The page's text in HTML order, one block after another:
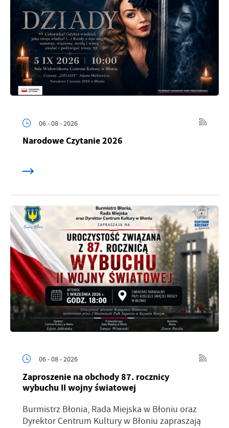
06 - 08 - 2026
Narodowe Czytanie 2026
06 - 08 - 2026
Zaproszenie na obchody 87. rocznicy
wybuchu II wojny światowej
Burmistrz Błonia, Rada Miejska w Błoniu oraz
Dyrektor Centrum Kultury w Błoniu zapraszają